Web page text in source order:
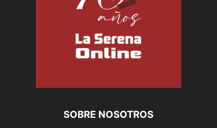
SOBRE NOSOTROS